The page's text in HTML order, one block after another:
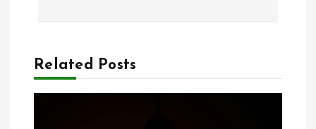
r
e
Related Posts